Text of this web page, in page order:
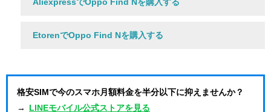
EtorenでOppo Find Nを購入する
格安SIMで今のスマホ月額料金を半分以下に抑えませんか？
→
LINEモバイル公式ストアを見る